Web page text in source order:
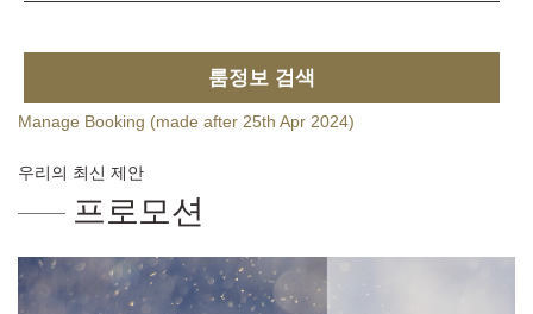
룸정보 검색
Manage Booking (made after 25th Apr 2024)
우리의 최신 제안
프로모션